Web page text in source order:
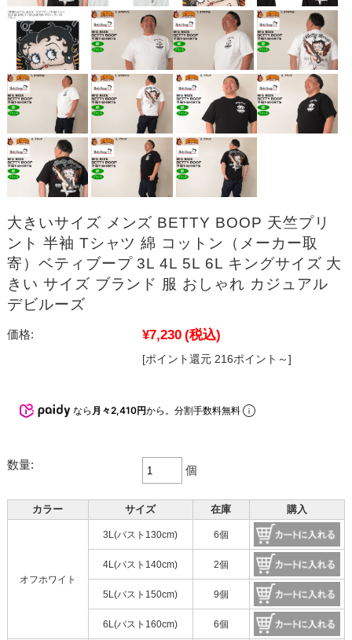
大きいサイズ メンズ BETTY BOOP 天竺プリ
ント 半袖 Tシャツ 綿 コットン（メーカー取
寄）ベティブープ 3L 4L 5L 6L キングサイズ 大
きい サイズ ブランド 服 おしゃれ カジュアル
デビルーズ
価格: ¥7,230 (税込)
[ポイント還元 216ポイント～]
なら 月々2,410円から。分割手数料無料
数量: 個
カラー サイズ 在庫 購入
オフホワイト
3L(バスト130cm) 6個
4L(バスト140cm) 2個
5L(バスト150cm) 9個
6L(バスト160cm) 6個